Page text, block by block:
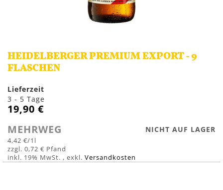
HEIDELBERGER PREMIUM EXPORT - 9
FLASCHEN
Lieferzeit
3 - 5 Tage
19,90 €
MEHRWEG
4,42 €/1l
0,72 €
inkl. 19% MwSt. , exkl. Versandkosten
NICHT AUF LAGER
der
Bildergalerie
springen